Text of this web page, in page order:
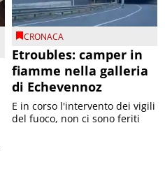
CRONACA
Etroubles: camper in
fiamme nella galleria
di Echevennoz
E in corso l'intervento dei vigili
del fuoco, non ci sono feriti